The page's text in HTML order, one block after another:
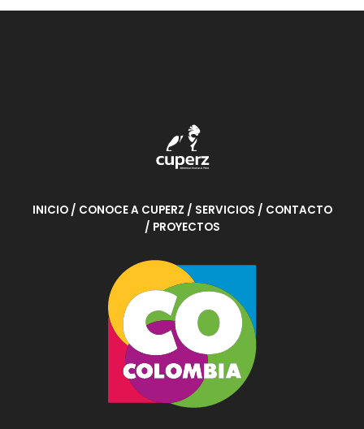
INICIO / CONOCE A CUPERZ / SERVICIOS / CONTACTO
/ PROYECTOS